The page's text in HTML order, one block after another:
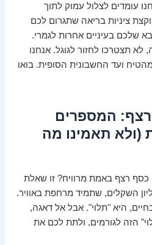
עומדים לצלול עמוק לתוך
ציניות בריאה שתגרום לכם
שלכם בעיניים אחרות לגמרי.
לא תצטרכו לחזור לגוגל. אנחנו
ועד החשבונית הסופית. בואו
המספרים
תאמינו מה
כסף רצף באמת מרוויח? זו שאלת
השקלים, שתמיד מרחפת באוויר.
היא "תלוי". אבל אל דאגה,
הזה לגורמים, ולתת לכם את